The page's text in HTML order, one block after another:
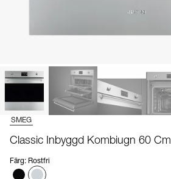
SMEG
Classic Inbyggd Kombiugn 60 Cm
Färg: Rostfri